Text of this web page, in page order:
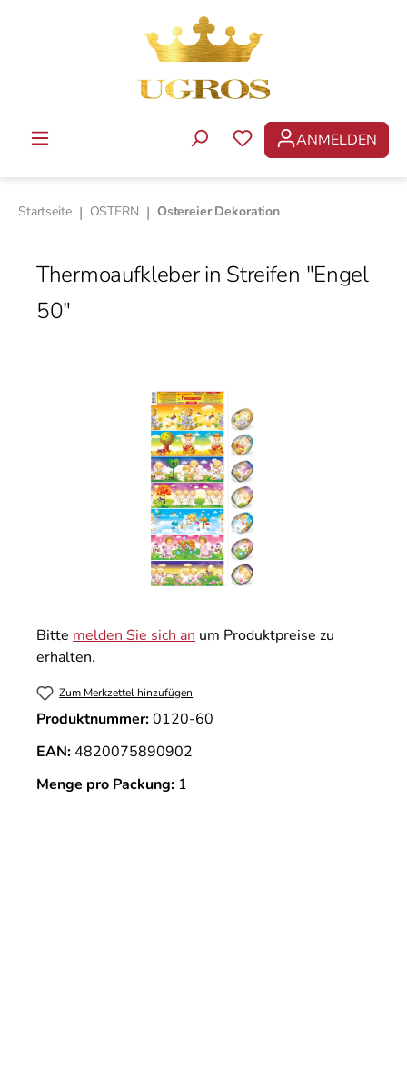
DU HAST 0
ANMELDEN
Startseite | OSTERN | Ostereier Dekoration
Thermoaufkleber in Streifen "Engel
50"
Bitte melden Sie sich an um Produktpreise zu
erhalten.
Zum Merkzettel hinzufügen
Produktnummer:0120-60
EAN:4820075890902
Menge pro Packung: 1